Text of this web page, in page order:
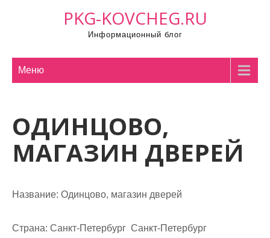
PKG-KOVCHEG.RU
Информационный блог
Меню
ОДИНЦОВО,
МАГАЗИН ДВЕРЕЙ
Название: Одинцово, магазин дверей
Страна: Санкт-Петербург Санкт-Петербург